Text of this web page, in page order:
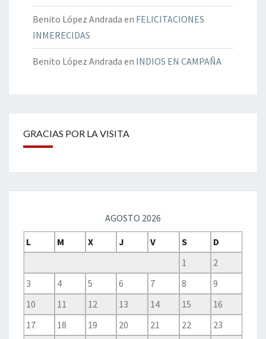
Benito López Andrada en FELICITACIONES
INMERECIDAS
Benito López Andrada en INDIOS EN CAMPAÑA
GRACIAS POR LA VISITA
AGOSTO 2026
L
M X J V S
D
1
2
3
4 5 6 7 8
9
10
11 12 13 14 15
16
17
18 19 20 21 22
23